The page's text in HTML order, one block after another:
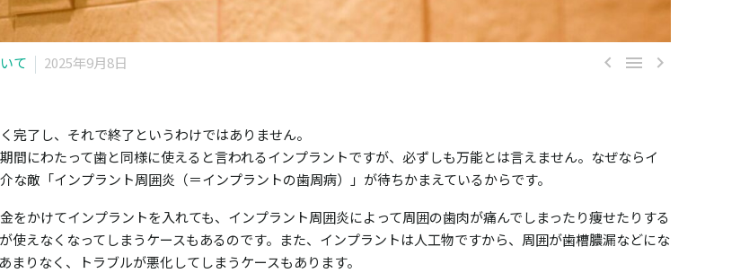
  
て 2025年9月8日
完了し、それで終了というわけではありません。
間にわたって歯と同様に使えると言われるインプラントですが、必ずしも万能とは言えません。なぜならイ
な敵「インプラント周囲炎（＝インプラントの歯周病）」が待ちかまえているからです。
をかけてインプラントを入れても、インプラント周囲炎によって周囲の歯肉が痛んでしまったり痩せたりする
使えなくなってしまうケースもあるのです。また、インプラントは人工物ですから、周囲が歯槽膿漏などにな
まりなく、トラブルが悪化してしまうケースもあります。